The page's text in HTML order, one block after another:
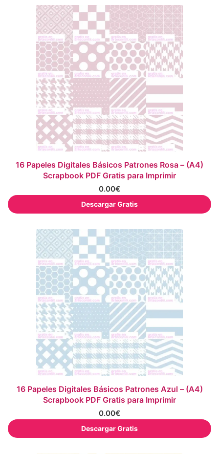
16 Papeles Digitales Básicos Patrones Rosa – (A4)
Scrapbook PDF Gratis para Imprimir
0.00€
Descargar Gratis
16 Papeles Digitales Básicos Patrones Azul – (A4)
Scrapbook PDF Gratis para Imprimir
0.00€
Descargar Gratis